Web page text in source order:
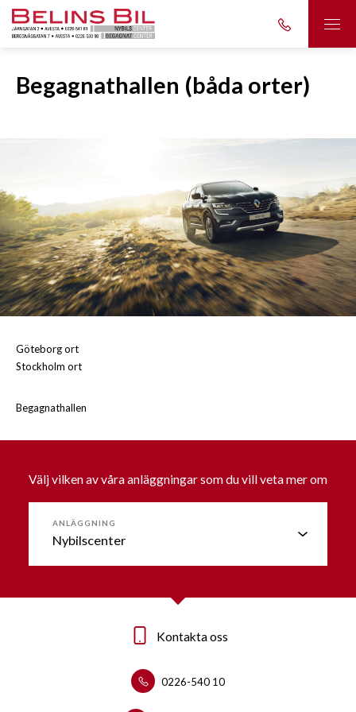
Begagnathallen (båda orter)
Göteborg ort
Stockholm ort
Begagnathallen
Välj vilken av våra anläggningar som du vill veta mer om
ANLÄGGNING
Kontakta oss
0226-540 10
Kontakta oss
0226-53090